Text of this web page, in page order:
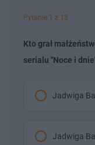
Pytanie 1 z 13
Kto grał
serialu "Noce i
Jadwiga
Jadwiga